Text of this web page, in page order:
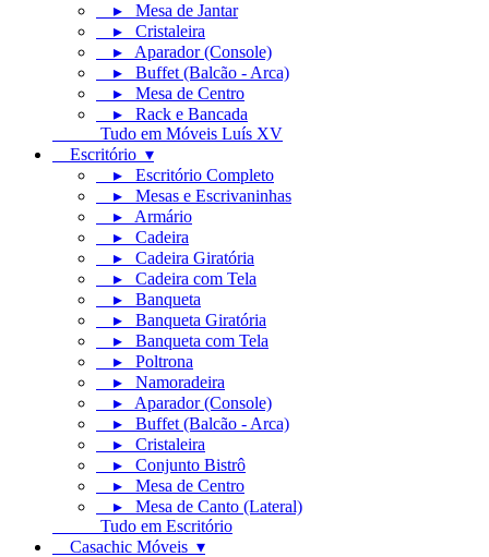
▸ Mesa de Jantar
▸ Cristaleira
▸ Aparador (Console)
▸ Buffet (Balcão - Arca)
▸ Mesa de Centro
▸ Rack e Bancada
Tudo em Móveis Luís XV
Escritório ▾
▸ Escritório Completo
▸ Mesas e Escrivaninhas
▸ Armário
▸ Cadeira
▸ Cadeira Giratória
▸ Cadeira com Tela
▸ Banqueta
▸ Banqueta Giratória
▸ Banqueta com Tela
▸ Poltrona
▸ Namoradeira
▸ Aparador (Console)
▸ Buffet (Balcão - Arca)
▸ Cristaleira
▸ Conjunto Bistrô
▸ Mesa de Centro
▸ Mesa de Canto (Lateral)
Tudo em Escritório
Casachic Móveis ▾